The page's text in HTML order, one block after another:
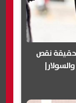
حقيقة نقص